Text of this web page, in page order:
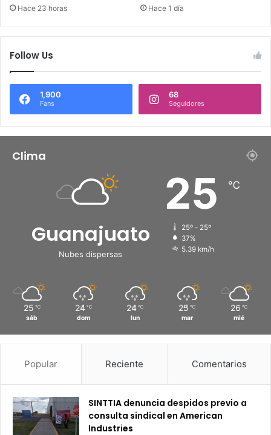
Hace 23 horas Hace 1 día
Follow Us
1,900
Fans
68
Seguidores
Clima
Guanajuato
Nubes dispersas
25 ℃
25º - 25º
37%
5.39 km/h
25 ℃
sáb
24 ℃
dom
24 ℃
lun
25 ℃
mar
26 ℃
mié
Popular Reciente Comentarios
SINTTIA denuncia despidos previo a
consulta sindical en American
Industries